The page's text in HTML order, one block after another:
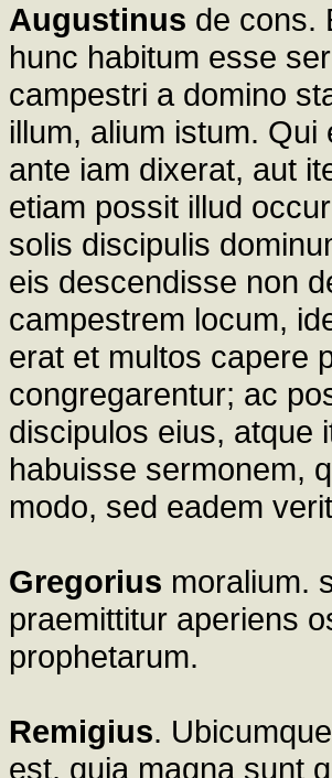
Augustinus de cons.
hunc habitum esse
campestri a domino
illum, alium istum.
ante iam dixerat, aut
etiam possit illud
solis discipulis
eis descendisse non
campestrem locum,
erat et multos capere
congregarentur; ac
discipulos eius, atque
habuisse sermonem,
modo, sed eadem
Gregorius moralium.
praemittitur aperiens
prophetarum.
Remigius.
est, quia magna sunt